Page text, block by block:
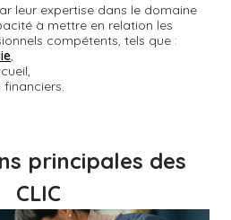
leur expertise dans le domaine
à mettre en relation les
compétents, tels que :
,
principales des
CLIC